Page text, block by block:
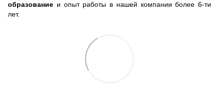
образование и опыт работы в нашей компании более 6-ти
лет.